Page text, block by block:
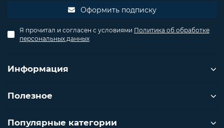
Оформить подписку
Я прочитал и согласен с условиями Политика об обработке
персональных данных
Информация
Полезное
Популярные категории